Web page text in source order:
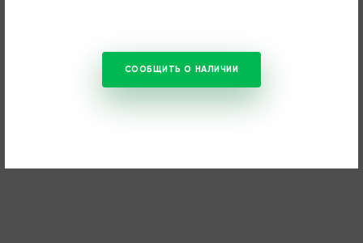
СООБЩИТЬ О НАЛИЧИИ